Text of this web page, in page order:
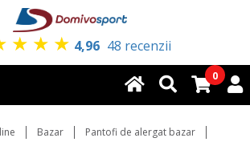
★ ★ ★ 4,96 48 recenzii
0
Bazar
Pantofi de alergat bazar